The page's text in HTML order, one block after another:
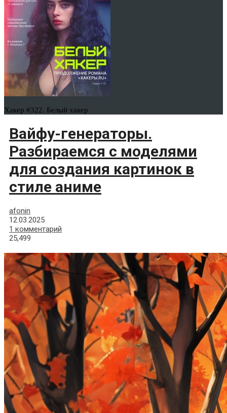
Хакер #322. Белый хакер
Вайфу-генераторы.
Разбираемся с моделями
для создания картинок в
стиле аниме
afonin
12.03.2025
1 комментарий
25,499